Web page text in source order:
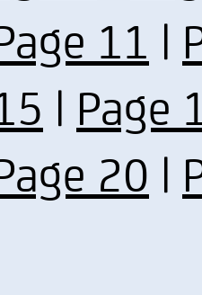
11 |
| Page
20 |